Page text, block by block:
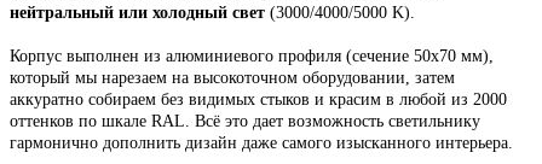
нейтральный или холодный свет (3000/4000/5000 K).
Корпус выполнен из алюминиевого профиля (сечение 50х70 мм),
который мы нарезаем на высокоточном оборудовании, затем
аккуратно собираем без видимых стыков и красим в любой из 2000
оттенков по шкале RAL. Всё это дает возможность светильнику
гармонично дополнить дизайн даже самого изысканного интерьера.